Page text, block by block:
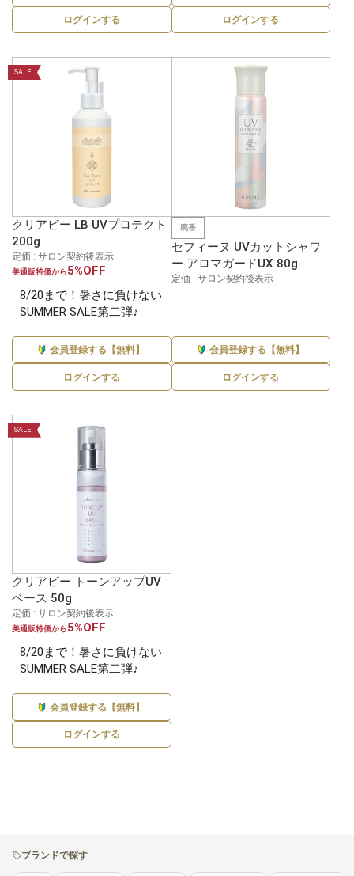
ログインする ログインする
SALE
クリアビー LB UVプロテクト
200g
定価 : サロン契約後表示
美通販特価から5%OFF
8/20まで！暑さに負けない
SUMMER SALE第二弾♪
会員登録する【無料】
ログインする
廃番
セフィーヌ UVカットシャワ
ー アロマガードUX 80g
定価 : サロン契約後表示
会員登録する【無料】
ログインする
SALE
クリアビー トーンアップUV
ベース 50g
定価 : サロン契約後表示
美通販特価から5%OFF
8/20まで！暑さに負けない
SUMMER SALE第二弾♪
会員登録する【無料】
ログインする
ブランドで探す